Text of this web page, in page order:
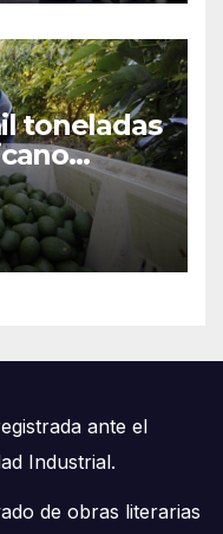
toneladas
ante el
Industrial.
de obras literarias